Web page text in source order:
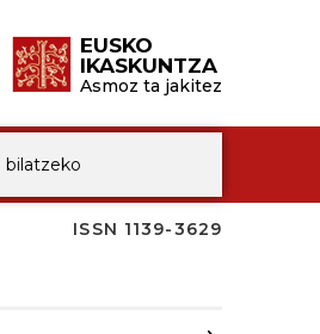
EUSKO
IKASKUNTZA
Asmoz ta jakitez
ISSN 1139-3629